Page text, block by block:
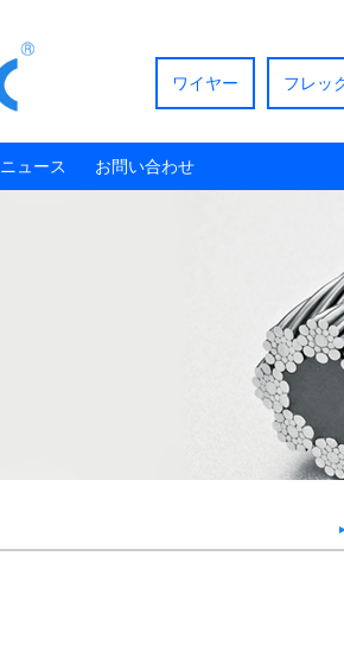
ワイヤー フレッ
ニュース お問い合わせ